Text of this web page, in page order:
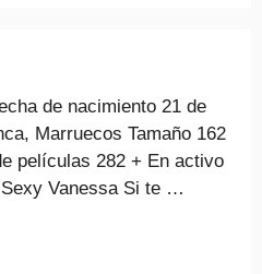
de nacimiento 21 de
Marruecos Tamaño 162
películas 282 + En activo
Vanessa Si te …